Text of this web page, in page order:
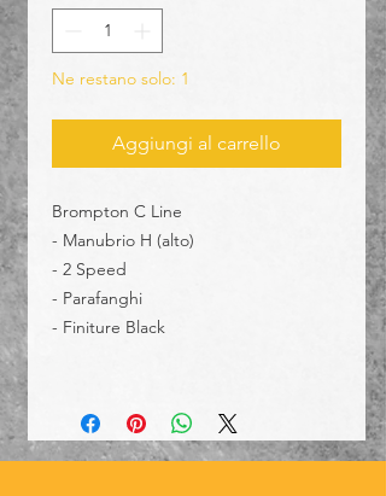
Ne restano solo: 1
Aggiungi al carrello
Brompton C Line
- Manubrio H (alto)
- 2 Speed
- Parafanghi
- Finiture Black